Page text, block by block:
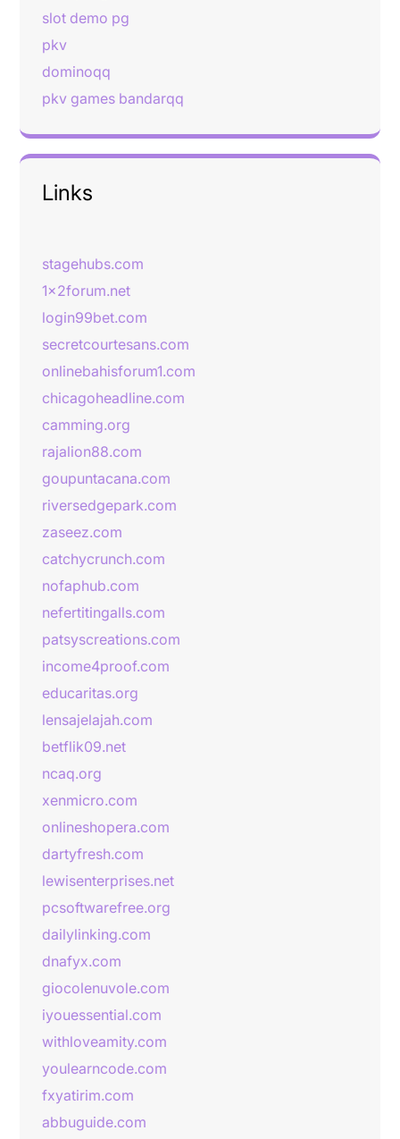
slot demo pg
pkv
dominoqq
pkv games bandarqq
Links
stagehubs.com
1x2forum.net
login99bet.com
secretcourtesans.com
onlinebahisforum1.com
chicagoheadline.com
camming.org
rajalion88.com
goupuntacana.com
riversedgepark.com
zaseez.com
catchycrunch.com
nofaphub.com
nefertitingalls.com
patsyscreations.com
income4proof.com
educaritas.org
lensajelajah.com
betflik09.net
ncaq.org
xenmicro.com
onlineshopera.com
dartyfresh.com
lewisenterprises.net
pcsoftwarefree.org
dailylinking.com
dnafyx.com
giocolenuvole.com
iyouessential.com
withloveamity.com
youlearncode.com
fxyatirim.com
abbuguide.com